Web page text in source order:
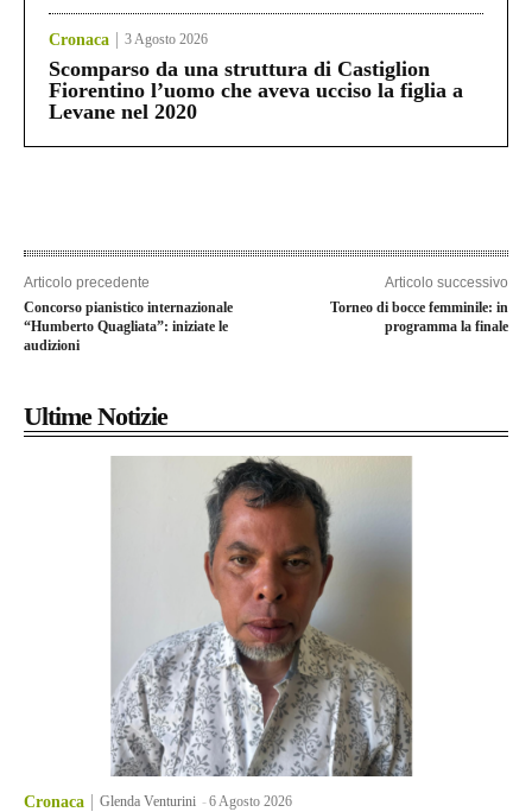
Cronaca 3 Agosto 2026
Scomparso da una struttura di Castiglion
Fiorentino l’uomo che aveva ucciso la figlia a
Levane nel 2020
Articolo precedente
Concorso pianistico internazionale
“Humberto Quagliata”: iniziate le
audizioni
Articolo successivo
Torneo di bocce femminile: in
programma la finale
Ultime Notizie
Cronaca Glenda Venturini -6 Agosto 2026